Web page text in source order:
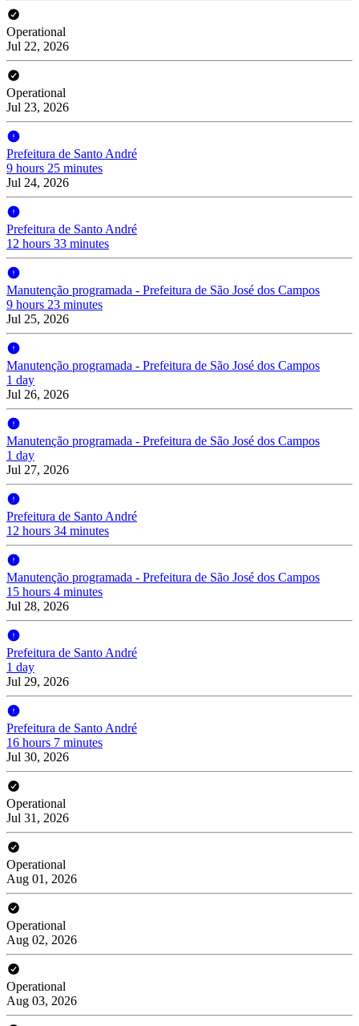
Operational
Jul 22, 2026
Operational
Jul 23, 2026
Prefeitura de Santo André
9 hours 25 minutes
Jul 24, 2026
Prefeitura de Santo André
12 hours 33 minutes
Manutenção programada - Prefeitura de São José dos Campos
9 hours 23 minutes
Jul 25, 2026
Manutenção programada - Prefeitura de São José dos Campos
1 day
Jul 26, 2026
Manutenção programada - Prefeitura de São José dos Campos
1 day
Jul 27, 2026
Prefeitura de Santo André
12 hours 34 minutes
Manutenção programada - Prefeitura de São José dos Campos
15 hours 4 minutes
Jul 28, 2026
Prefeitura de Santo André
1 day
Jul 29, 2026
Prefeitura de Santo André
16 hours 7 minutes
Jul 30, 2026
Operational
Jul 31, 2026
Operational
Aug 01, 2026
Operational
Aug 02, 2026
Operational
Aug 03, 2026